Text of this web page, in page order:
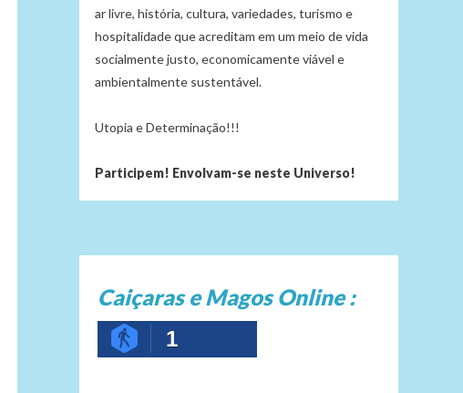
ar livre, história, cultura, variedades, turismo e
hospitalidade que acreditam em um meio de vida
socialmente justo, economicamente viável e
ambientalmente sustentável.
Utopia e Determinação!!!
Participem! Envolvam-se neste Universo!
Caiçaras e Magos Online :
1